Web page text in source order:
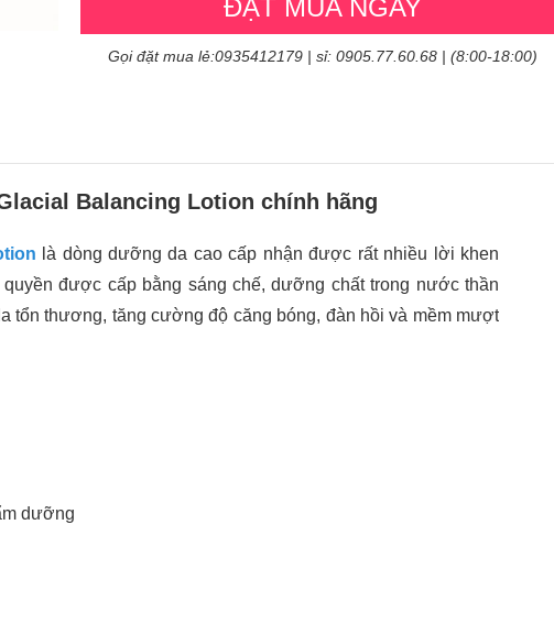
ĐẶT MUA NGAY
Gọi đặt mua lẻ:0935412179 | sỉ: 0905.77.60.68 | (8:00-18:00)
Balancing Lotion chính hãng
là dòng dưỡng da cao cấp nhận được rất nhiều lời khen
được cấp bằng sáng chế, dưỡng chất trong nước thần
tổn thương, tăng cường độ căng bóng, đàn hồi và mềm mượt
dưỡng